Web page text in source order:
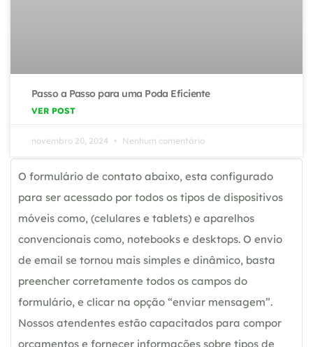
Passo a Passo para uma Poda Eficiente
VER POST
novembro 20, 2024 Nenhum comentário
O formulário de contato abaixo, esta configurado
para ser acessado por todos os tipos de dispositivos
móveis como, (celulares e tablets) e aparelhos
convencionais como, notebooks e desktops. O envio
de email se tornou mais simples e dinâmico, basta
preencher corretamente todos os campos do
formulário, e clicar na opção “enviar mensagem”.
Nossos atendentes estão capacitados para compor
orçamentos e fornecer informações sobre tipos de